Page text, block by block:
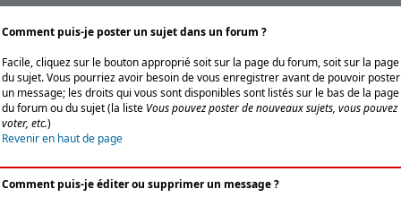
Comment puis-je poster un sujet dans un forum ?
Facile, cliquez sur le bouton approprié soit sur la page du forum, soit sur la page
du sujet. Vous pourriez avoir besoin de vous enregistrer avant de pouvoir poster
un message; les droits qui vous sont disponibles sont listés sur le bas de la page
du forum ou du sujet (la liste Vous pouvez poster de nouveaux sujets, vous pouvez
voter, etc.)
Revenir en haut de page
Comment puis-je éditer ou supprimer un message ?